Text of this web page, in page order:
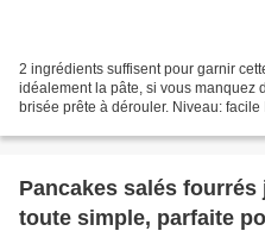
2 ingrédients suffisent pour garnir
idéalement la pâte, si vous manquez
brisée prête à dérouler. Niveau: facile
Pancakes salés
toute simple, parfaite